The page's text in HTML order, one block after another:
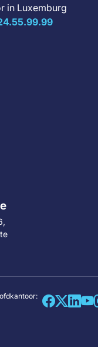
in Luxemburg